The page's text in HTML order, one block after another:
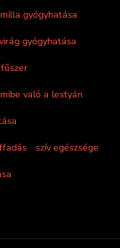
gyógyhatása
gyógyhatása
mibe való a lestyán
szív egészsége